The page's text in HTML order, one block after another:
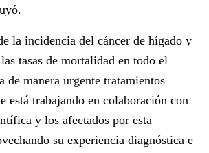
la incidencia del cáncer de hígado y
tasas de mortalidad en todo el
de manera urgente tratamientos
está trabajando en colaboración con
y los afectados por esta
su experiencia diagnóstica e